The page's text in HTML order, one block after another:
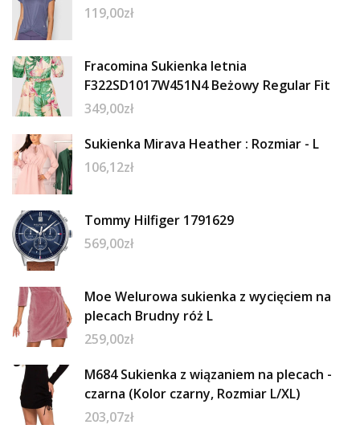
119,00zł
Fracomina Sukienka letnia
F322SD1017W451N4 Beżowy Regular Fit
349,00zł
Sukienka Mirava Heather : Rozmiar - L
106,12zł
Tommy Hilfiger 1791629
569,00zł
Moe Welurowa sukienka z wycięciem na
plecach Brudny róż L
259,00zł
M684 Sukienka z wiązaniem na plecach -
czarna (Kolor czarny, Rozmiar L/XL)
203,07zł